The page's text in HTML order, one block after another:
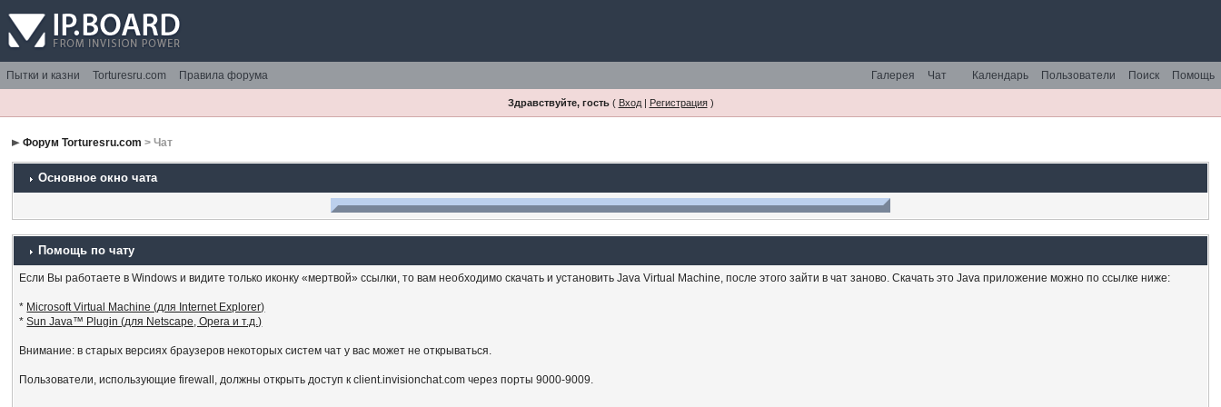
Пытки и казни Torturesru.com Правила форума Помощь
Поиск
Пользователи
Календарь
Чат
Галерея
Здравствуйте, гость( Вход| Регистрация)
Форум Torturesru.com > Чат
Основное окно чата
Помощь по чату
Если Вы работаете в Windows и видите только иконку «мертвой» ссылки, то вам необходимо скачать и установить Java Virtual Machine, после этого зайти в чат заново. Скачать это Java приложение можно по ссылке ниже:
* Microsoft Virtual Machine (для Internet Explorer)
*Sun Java™ Plugin (для Netscape, Opera и т.д.)
Внимание: в старых версиях браузеров некоторых систем чат у вас может не открываться.
Пользователи, использующие firewall, должны открыть доступ к client.invisionchat.com через порты 9000-9009.